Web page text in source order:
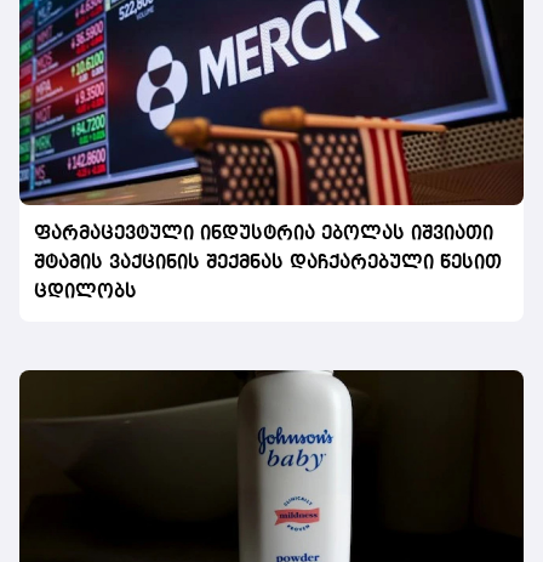
ფარმაცევტული ინდუსტრია ებოლას იშვიათი
შტამის ვაქცინის შექმნას დაჩქარებული წესით
ცდილობს